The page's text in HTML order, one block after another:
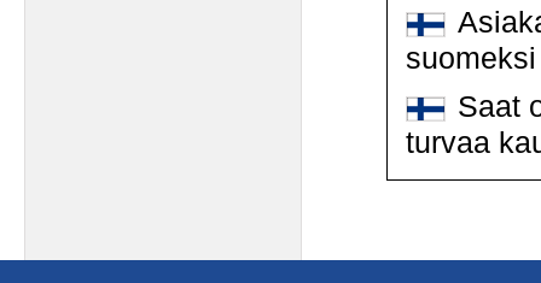
suomeksi
Saat
turvaa